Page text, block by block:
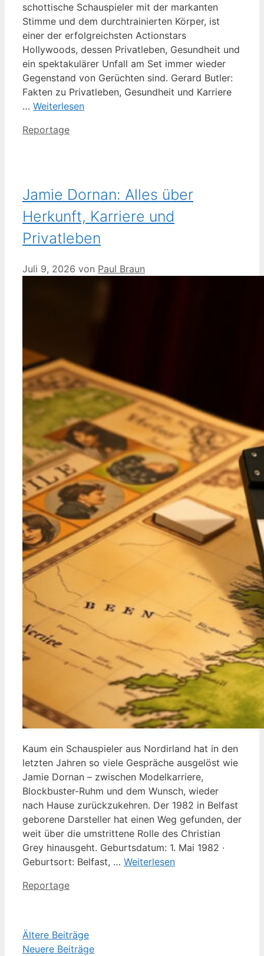
schottische Schauspieler mit der markanten
Stimme und dem durchtrainierten Körper, ist
einer der erfolgreichsten Actionstars
Hollywoods, dessen Privatleben, Gesundheit und
ein spektakulärer Unfall am Set immer wieder
Gegenstand von Gerüchten sind. Gerard Butler:
Fakten zu Privatleben, Gesundheit und Karriere
… Weiterlesen
Kategorien
Reportage
Jamie Dornan: Alles über
Herkunft, Karriere und
Privatleben
Juli 9, 2026 von Paul Braun
Kaum ein Schauspieler aus Nordirland hat in den
letzten Jahren so viele Gespräche ausgelöst wie
Jamie Dornan – zwischen Modelkarriere,
Blockbuster-Ruhm und dem Wunsch, wieder
nach Hause zurückzukehren. Der 1982 in Belfast
geborene Darsteller hat einen Weg gefunden, der
weit über die umstrittene Rolle des Christian
Grey hinausgeht. Geburtsdatum: 1. Mai 1982 ·
Geburtsort: Belfast, … Weiterlesen
Kategorien
Reportage
Ältere Beiträge
Neuere Beiträge